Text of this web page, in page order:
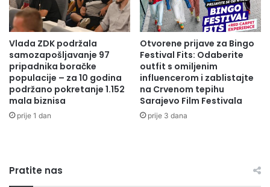
Vlada ZDK podržala
samozapošljavanje 97
pripadnika boračke
populacije – za 10 godina
podržano pokretanje 1.152
mala biznisa
prije 1 dan
Otvorene prijave za Bingo
Festival Fits: Odaberite
outfit s omiljenim
influencerom i zablistajte
na Crvenom tepihu
Sarajevo Film Festivala
prije 3 dana
Pratite nas